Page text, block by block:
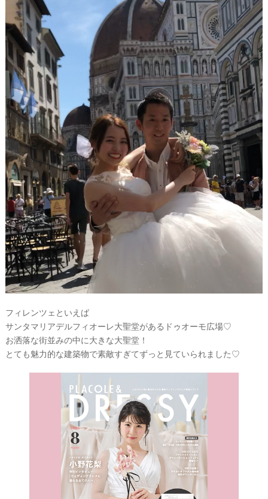
フィレンツェといえば
サンタマリアデルフィオーレ大聖堂があるドゥオーモ広場♡
お洒落な街並みの中に大きな大聖堂！
とても魅力的な建築物で素敵すぎてずっと見ていられました♡